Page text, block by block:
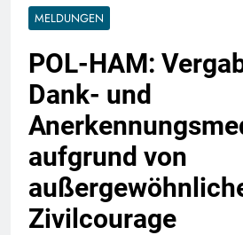
MELDUNGEN
POL-HAM:
Dank- und
aufgrund von
Zivilcourage